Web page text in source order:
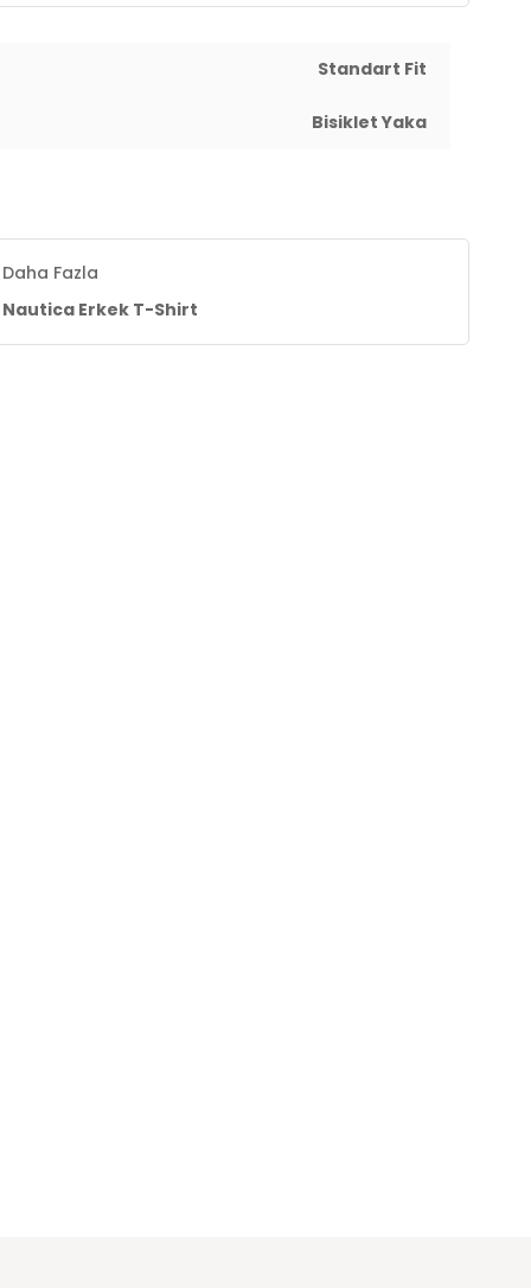
Standart Fit
Bisiklet Yaka
Daha Fazla
Nautica Erkek T-Shirt